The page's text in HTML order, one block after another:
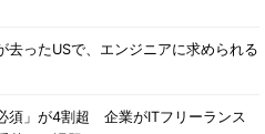
去ったUSで、エンジニアに求められる
須」が4割超 企業がITフリーランス